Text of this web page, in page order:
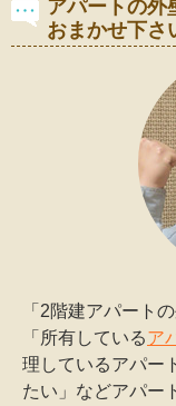
アパートの外
おまかせ下さ
「2階建アパート
「所有しているア
理しているアパー
たい」などアパー